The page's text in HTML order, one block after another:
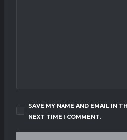
SAVE MY NAME AND EMAIL IN
NEXT TIME I COMMENT.